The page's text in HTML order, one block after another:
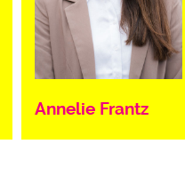
Annelie Frantz